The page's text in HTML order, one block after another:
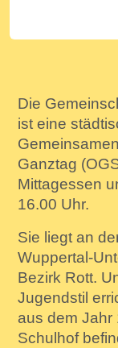
Die
ist eine
Ganztag
Mittagessen
16.00 Uhr.
Sie liegt an
Wuppertal-
Bezirk Rott.
Jugendstil
aus dem Jahr
Schulhof